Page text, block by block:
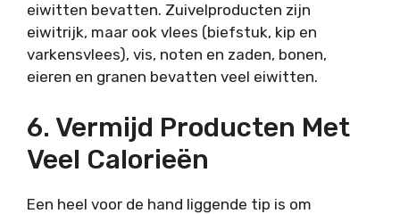
eiwitten bevatten. Zuivelproducten zijn
eiwitrijk, maar ook vlees (biefstuk, kip en
varkensvlees), vis, noten en zaden, bonen,
eieren en granen bevatten veel eiwitten.
6. Vermijd Producten Met
Veel Calorieën
Een heel voor de hand liggende tip is om